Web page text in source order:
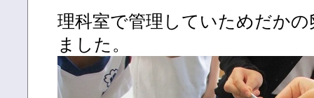
理科室で管理していためだか
ました。